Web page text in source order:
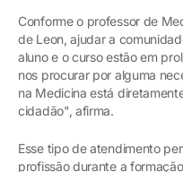
Conforme o professor de
de Leon, ajudar a
aluno e o curso estão em
nos procurar por alguma
na Medicina está
cidadão", afirma.
Esse tipo de atendimento
profissão durante a